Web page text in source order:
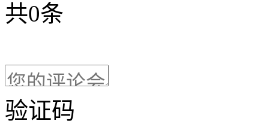
共0条
验证码